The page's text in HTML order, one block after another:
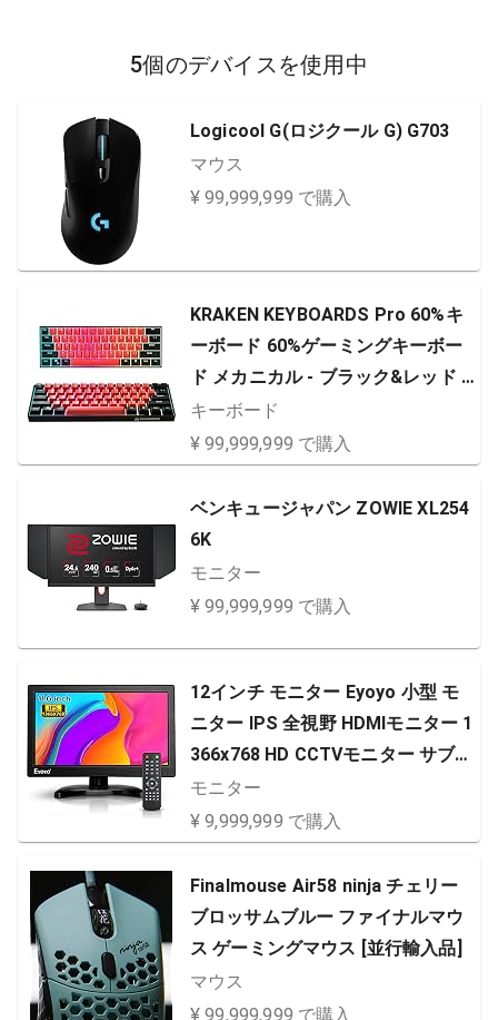
5個のデバイスを使用中
Logicool G(ロジクール G) G703
マウス
¥ 99,999,999 で購入
KRAKEN KEYBOARDS Pro 60%キ
ーボード 60%ゲーミングキーボー
ド メカニカル - ブラック&レッド -
ホットスワップ可能 - PC、Xbox、
PlayStation、Macでのゲーム用 (B
RED | シルバースイッチ)
キーボード
¥ 99,999,999 で購入
ベンキュージャパン ZOWIE XL254
6K
モニター
¥ 99,999,999 で購入
12インチ モニター Eyoyo 小型 モ
ニター IPS 全視野 HDMIモニター 1
366x768 HD CCTVモニター サブ
ディスプレイ USB HDMI VGA AV B
NC接続 防犯監視モニター スピーカ
ー内蔵 サブモニター リモコン付き
工業用モニター 日本語取扱説明書
モニター
¥ 9,999,999 で購入
Finalmouse Air58 ninja チェリー
ブロッサムブルー ファイナルマウ
ス ゲーミングマウス [並行輸入品]
マウス
¥ 99,999,999 で購入